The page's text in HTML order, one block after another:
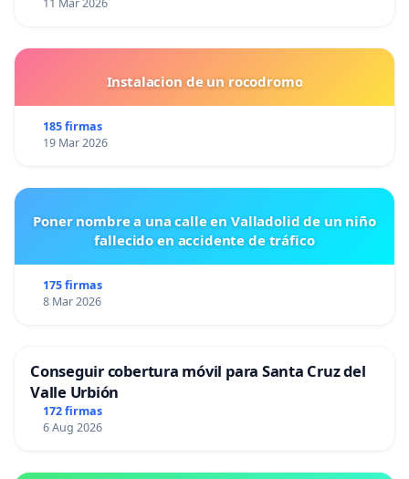
11 Mar 2026
Instalacion de un rocodromo
185 firmas
19 Mar 2026
Poner nombre a una calle en Valladolid de un niño
fallecido en accidente de tráfico
175 firmas
8 Mar 2026
Conseguir cobertura móvil para Santa Cruz del
Valle Urbión
172 firmas
6 Aug 2026